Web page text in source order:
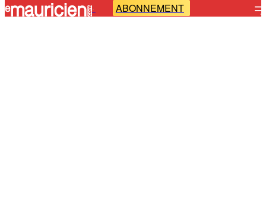
- ABONNEMENT